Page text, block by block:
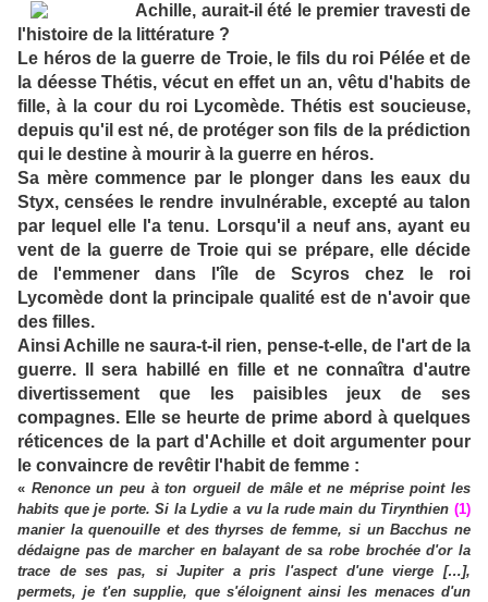
Achille, aurait-il été le premier travesti de
l'histoire de la littérature ?
Le héros de la guerre de Troie, le fils du roi Pélée et de
la déesse Thétis, vécut en effet un an, vêtu d'habits de
fille, à la cour du roi Lycomède. Thétis est soucieuse,
depuis qu'il est né, de protéger son fils de la prédiction
qui le destine à mourir à la guerre en héros.
Sa mère commence par le plonger dans les eaux du
Styx, censées le rendre invulnérable, excepté au talon
par lequel elle l'a tenu. Lorsqu'il a neuf ans, ayant eu
vent de la guerre de Troie qui se prépare, elle décide
de l'emmener dans l'île de Scyros chez le roi
Lycomède dont la principale qualité est de n'avoir que
des filles.
Ainsi Achille ne saura-t-il rien, pense-t-elle, de l'art de la
guerre. Il sera habillé en fille et ne connaîtra d'autre
divertissement que les paisibles jeux de ses
compagnes. Elle se heurte de prime abord à quelques
réticences de la part d'Achille et doit argumenter pour
le convaincre de revêtir l'habit de femme :
« Renonce un peu à ton orgueil de mâle et ne méprise point les
habits que je porte. Si la Lydie a vu la rude main du Tirynthien (1)
manier la quenouille et des thyrses de femme, si un Bacchus ne
dédaigne pas de marcher en balayant de sa robe brochée d'or la
trace de ses pas, si Jupiter a pris l'aspect d'une vierge […],
permets, je t'en supplie, que s'éloignent ainsi les menaces d'un